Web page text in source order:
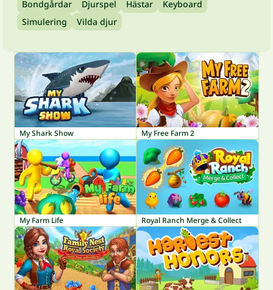
Bondgårdar Djurspel Hästar
Keyboard
Simulering
Vilda djur
My Shark Show My Free Farm 2
My Farm Life Royal Ranch Merge & Collect